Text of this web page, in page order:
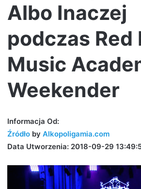
Albo Inaczej
podczas Red
Music
Weekender
Informacja Od:
Źródło by Alkopoligamia.com
Data Utworzenia: 2018-09-29